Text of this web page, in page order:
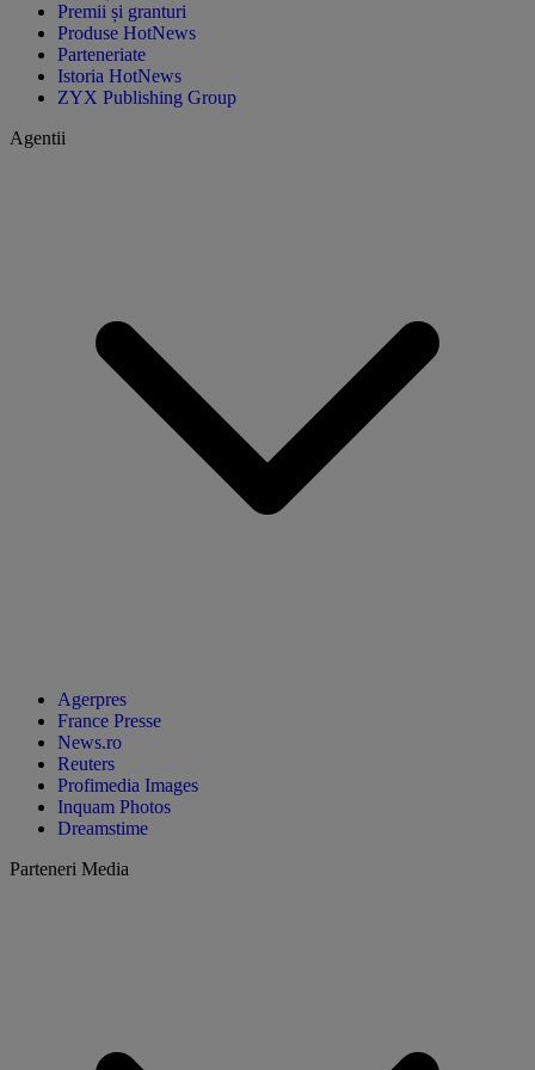
Premii și granturi
Produse HotNews
Parteneriate
Istoria HotNews
ZYX Publishing Group
Agentii
Agerpres
France Presse
News.ro
Reuters
Profimedia Images
Inquam Photos
Dreamstime
Parteneri Media